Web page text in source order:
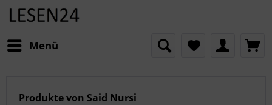
Menü
Produkte von Said Nursi